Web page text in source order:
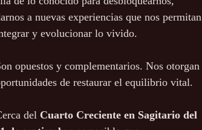
a nuevas experiencias que nos permitan
y evolucionar lo vivido.
opuestos y complementarios. Nos otorgan
de restaurar el equilibrio vital.
del Cuarto Creciente en Sagitario del